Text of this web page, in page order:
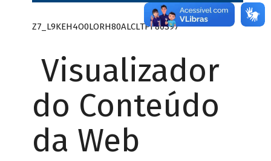
Z7_L9KEH4O0LORH80ALCLTPF80S97
Visualizador
do Conteúdo
da Web